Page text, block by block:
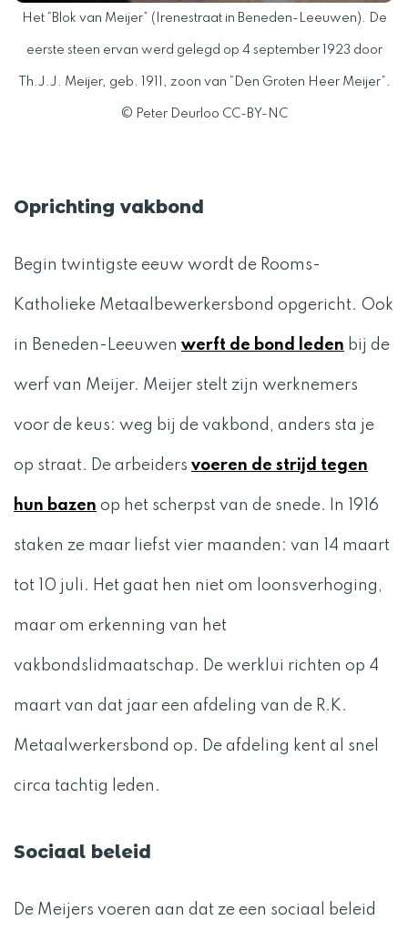
Het “Blok van Meijer” (Irenestraat in Beneden-Leeuwen). De
eerste steen ervan werd gelegd op 4 september 1923 door
Th.J.J. Meijer, geb. 1911, zoon van “Den Groten Heer Meijer”.
© Peter Deurloo CC-BY-NC
Oprichting vakbond
Begin twintigste eeuw wordt de Rooms-
Katholieke Metaalbewerkersbond opgericht. Ook
in Beneden-Leeuwen werft de bond leden bij de
werf van Meijer. Meijer stelt zijn werknemers
voor de keus: weg bij de vakbond, anders sta je
op straat. De arbeiders voeren de strijd tegen
hun bazen op het scherpst van de snede. In 1916
staken ze maar liefst vier maanden: van 14 maart
tot 10 juli. Het gaat hen niet om loonsverhoging,
maar om erkenning van het
vakbondslidmaatschap. De werklui richten op 4
maart van dat jaar een afdeling van de R.K.
Metaalwerkersbond op. De afdeling kent al snel
circa tachtig leden.
Sociaal beleid
De Meijers voeren aan dat ze een sociaal beleid